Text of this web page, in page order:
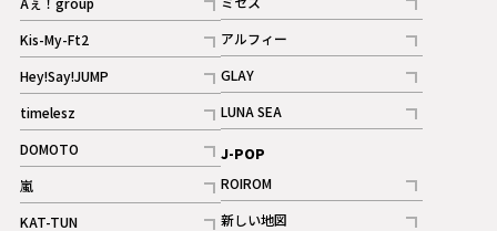
記事
Kis-My-Ft2
記事
ギャラリー
Hey!Say!JUMP
記事
timelesz
記事
DOMOTO
記事
嵐
記事
KAT-TUN
記事
アルフィー
記事
GLAY
記事
LUNA SEA
記事
J-POP
ROIROM
記事
新しい地図